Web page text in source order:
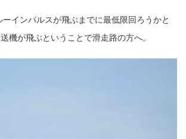
インパルスが飛ぶまでに最低限回ろうかと
機が飛ぶということで滑走路の方へ。